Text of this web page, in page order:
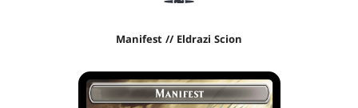
Manifest // Eldrazi Scion